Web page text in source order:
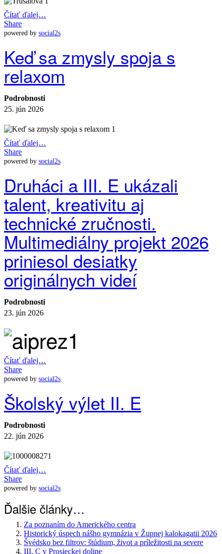
Čítať ďalej…
Share
powered by social2s
Keď sa zmysly spoja s
relaxom
Podrobnosti
25. jún 2026
Čítať ďalej…
Share
powered by social2s
Druháci a III. E ukázali
talent, kreativitu aj
technické zručnosti.
Multimediálny projekt 2026
priniesol desiatky
originálnych videí
Podrobnosti
23. jún 2026
Čítať ďalej…
Share
powered by social2s
Školský výlet II. E
Podrobnosti
22. jún 2026
Čítať ďalej…
Share
powered by social2s
Ďalšie články…
Za poznaním do Amerického centra
Historický úspech nášho gymnázia v Župnej kalokagatii 2026
Švédsko bez filtrov: štúdium, život a príležitosti na severe
III. C v Prosieckej doline